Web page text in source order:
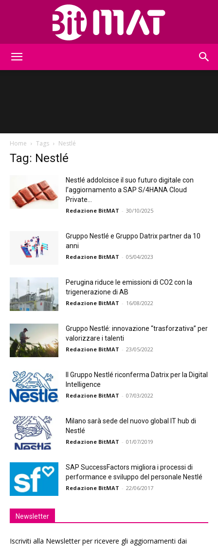
Home Tags Nestlé
Tag: Nestlé
Nestlé addolcisce il suo futuro digitale con
l’aggiornamento a SAP S/4HANA Cloud
Private...
Redazione BitMAT - 30/10/2025
Gruppo Nestlé e Gruppo Datrix partner da 10
anni
Redazione BitMAT - 05/04/2023
Perugina riduce le emissioni di CO2 con la
trigenerazione di AB
Redazione BitMAT - 16/08/2022
Gruppo Nestlé: innovazione “trasforzativa” per
valorizzare i talenti
Redazione BitMAT - 23/05/2022
Il Gruppo Nestlé riconferma Datrix per la Digital
Intelligence
Redazione BitMAT - 07/03/2022
Milano sarà sede del nuovo global IT hub di
Nestlé
Redazione BitMAT - 01/07/2019
SAP SuccessFactors migliora i processi di
performance e sviluppo del personale Nestlé
Redazione BitMAT - 22/06/2017
Newsletter
Iscriviti alla Newsletter per ricevere gli aggiornamenti dai